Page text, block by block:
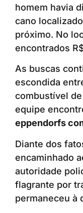
homem havia
cano
próximo. No
encontrados
As buscas
escondida
combustível
equipe
eppendorfs
Diante dos
encaminhado
autoridade
flagrante por
permaneceu à